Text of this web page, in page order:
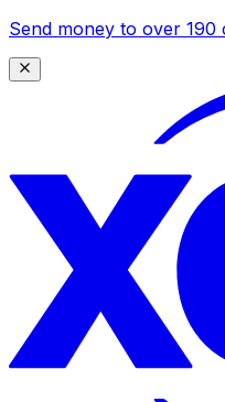
Send money to over 190